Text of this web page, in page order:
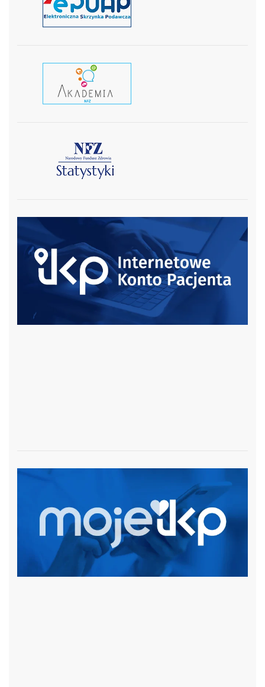
czytaj więcej
czytaj więcej
czytaj więcej
czytaj więcej